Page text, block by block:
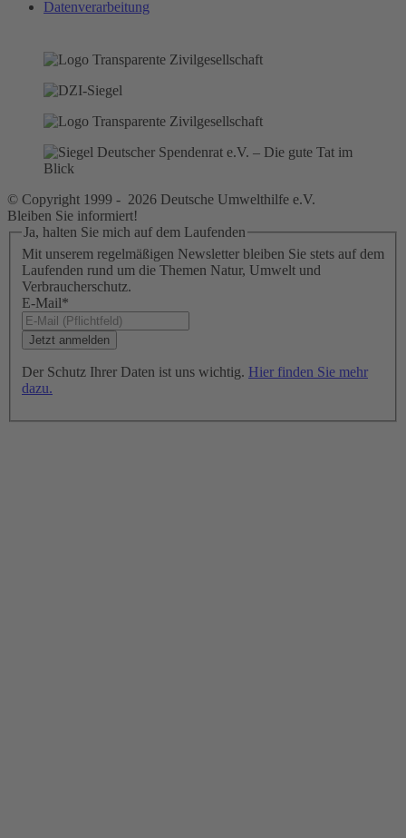
Datenverarbeitung
© Copyright 1999 - 2026 Deutsche Umwelthilfe e.V.
Bleiben Sie informiert!
Ja, halten Sie mich auf dem Laufenden
Mit unserem regelmäßigen Newsletter bleiben Sie stets auf dem
Laufenden rund um die Themen Natur, Umwelt und
Verbraucherschutz.
E-Mail*
Der Schutz Ihrer Daten ist uns wichtig. Hier finden Sie mehr
dazu.